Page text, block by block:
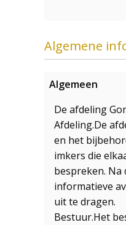
Algemene
Algemeen
De afdeling
Afdeling.De
en het
imkers die
bespreken. Na
informatieve
uit te dragen.
Bestuur.Het